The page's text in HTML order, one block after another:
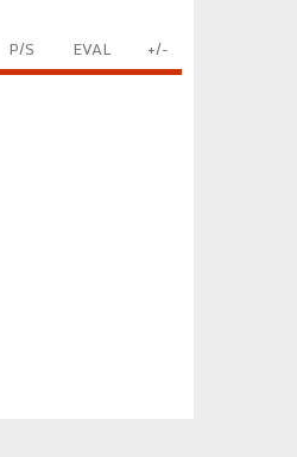
P/S EVAL +/-